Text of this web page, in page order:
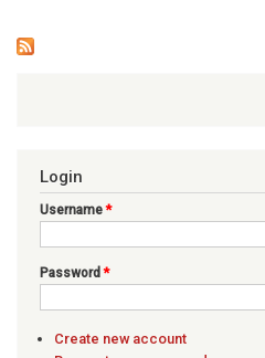
Login
Username*
Password*
Create new account